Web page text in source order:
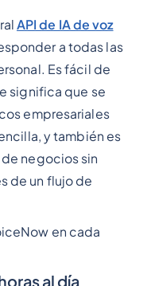
API de IA de voz
a todas las
Es fácil de
significa que se
empresariales
y también es
negocios sin
de un flujo de
en cada
al día